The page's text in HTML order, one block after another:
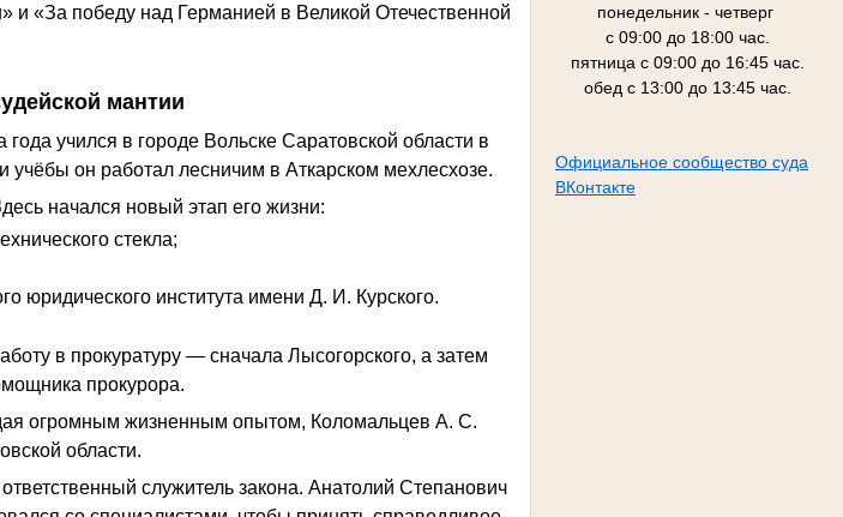
понедельник - четверг
с 09:00 до 18:00 час.
пятница с 09:00 до 16:45 час.
обед с 13:00 до 13:45 час.
Официальное сообщество суда
ВКонтакте
и «За победу над Германией в Великой Отечественной
мантии
учился в городе Вольске Саратовской области в
учёбы он работал лесничим в Аткарском мехлесхозе.
начался новый этап его жизни:
стекла;
юридического института имени Д. И. Курского.
в прокуратуру — сначала Лысогорского, а затем
прокурора.
огромным жизненным опытом, Коломальцев А. С.
области.
служитель закона. Анатолий Степанович